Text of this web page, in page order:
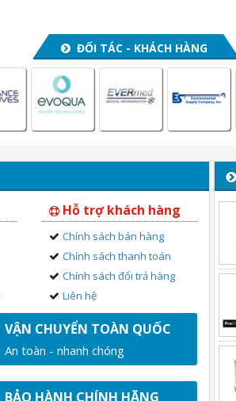
ĐỐI TÁC - KHÁCH HÀNG
Hỗ trợ khách hàng
Chính sách bán hàng
Chính sách thanh toán
Chính sách đổi trả hàng
Liên hệ
VẬN CHUYỂN TOÀN QUỐC
An toàn - nhanh chóng
BẢO HÀNH CHÍNH HÃNG